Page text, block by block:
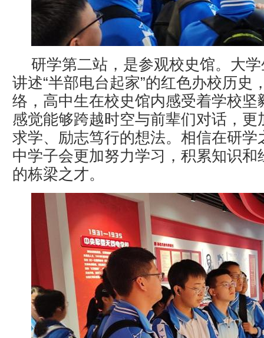
研学第二站，是参观校史馆。大
讲述“半部电台起家”的红色办校历史
络，高中生在校史馆内感受着学校坚
感觉能够跨越时空与前辈们对话，更
求学、励志笃行的想法。相信在研学
中学子会更加努力学习，积累知识和
的栋梁之才。